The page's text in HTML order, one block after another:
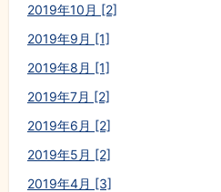
2019年10月 [2]
2019年9月 [1]
2019年8月 [1]
2019年7月 [2]
2019年6月 [2]
2019年5月 [2]
2019年4月 [3]